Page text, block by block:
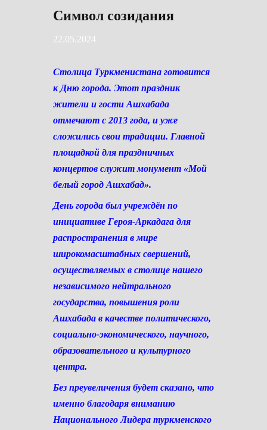
Символ созидания
22.05.2024
Столица Туркменистана готовится
к Дню города. Этот праздник
жители и гости Ашхабада
отмечают с 2013 года, и уже
сложились свои традиции. Главной
площадкой для праздничных
концертов служит монумент «Мой
белый город Ашхабад».
День города был учреждён по
инициативе Героя-Аркадага для
распространения в мире
широкомасштабных свершений,
осуществляемых в столице нашего
независимого нейтрального
государства, повышения роли
Ашхабада в качестве политического,
социально-экономического, научного,
образовательного и культурного
центра.
Без преувеличения будет сказано, что
именно благодаря вниманию
Национального Лидера туркменского